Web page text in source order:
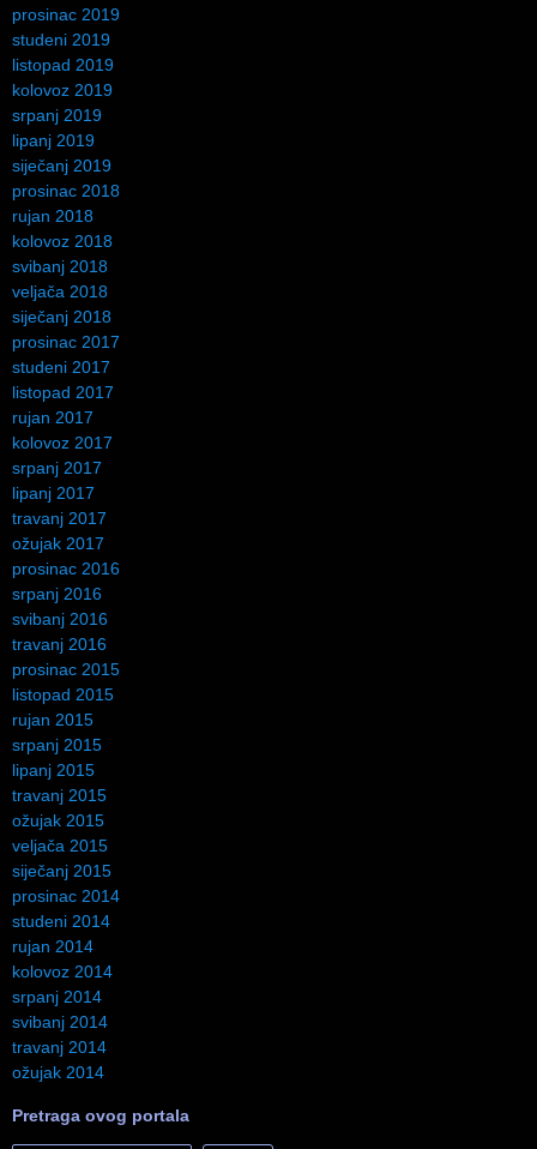
prosinac 2019
studeni 2019
listopad 2019
kolovoz 2019
srpanj 2019
lipanj 2019
siječanj 2019
prosinac 2018
rujan 2018
kolovoz 2018
svibanj 2018
veljača 2018
siječanj 2018
prosinac 2017
studeni 2017
listopad 2017
rujan 2017
kolovoz 2017
srpanj 2017
lipanj 2017
travanj 2017
ožujak 2017
prosinac 2016
srpanj 2016
svibanj 2016
travanj 2016
prosinac 2015
listopad 2015
rujan 2015
srpanj 2015
lipanj 2015
travanj 2015
ožujak 2015
veljača 2015
siječanj 2015
prosinac 2014
studeni 2014
rujan 2014
kolovoz 2014
srpanj 2014
svibanj 2014
travanj 2014
ožujak 2014
Pretraga ovog portala